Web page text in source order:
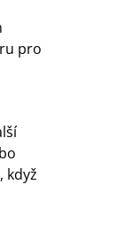
pro
když